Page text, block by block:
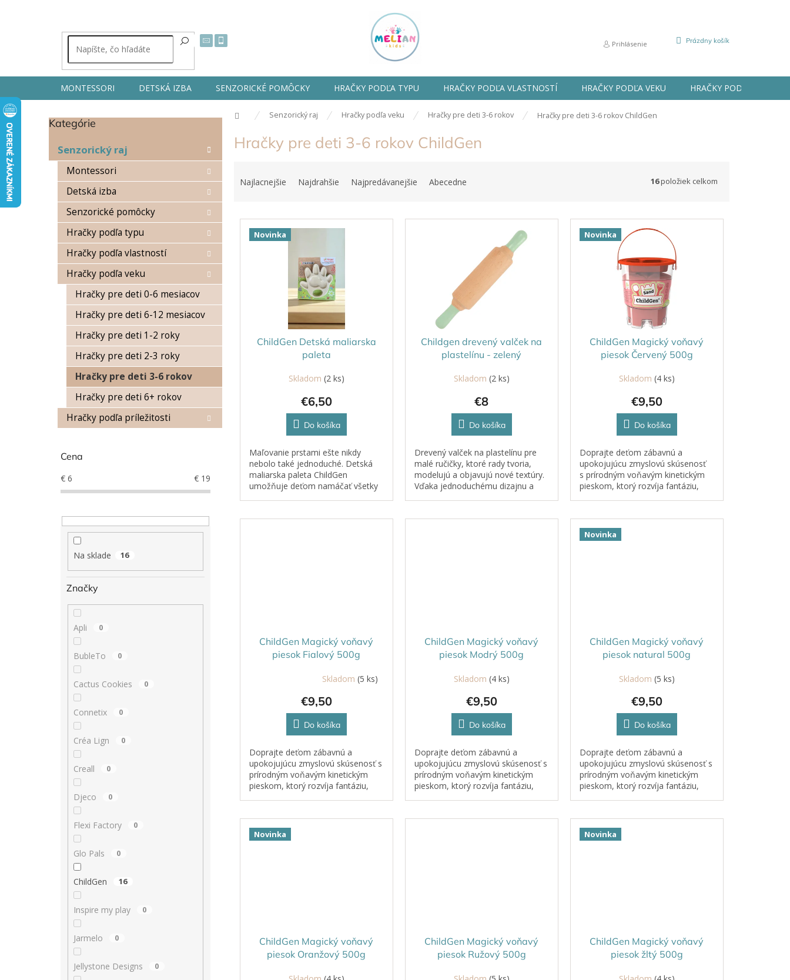
Prihlásenie
NÁKUPNÝ
Prázdny košík
MONTESSORI DETSKÁ IZBA SENZORICKÉ POMÔCKY HRAČKY PODĽA TYPU HRAČKY PODĽA VLASTNOSTÍ HRAČKY PODĽA VEKU HRAČKY PODĽA
Domov Senzorický raj Hračky podľa veku Hračky pre deti 3-6 rokov Hračky pre deti 3-6 rokov ChildGen
B
Preskočiť
Kategórie
Senzorický raj
Montessori
Detská izba
Senzorické pomôcky
Hračky podľa typu
Hračky podľa vlastností
Hračky podľa veku
Hračky pre deti 0-6 mesiacov
Hračky pre deti 6-12 mesiacov
Hračky pre deti 1-2 roky
Hračky pre deti 2-3 roky
Hračky pre deti 3-6 rokov
Hračky pre deti 6+ rokov
Hračky podľa príležitosti
Cena
€ 6 € 19
Na sklade 16
Značky
Apli 0
BubleTo 0
Cactus Cookies 0
Connetix 0
Créa Lign 0
Creall 0
Djeco 0
Flexi Factory 0
Glo Pals 0
ChildGen 16
Inspire my play 0
Jarmelo 0
Jellystone Designs 0
Hračky pre deti 3-6 rokov ChildGen
n
Najlacnejšie Najdrahšie Najpredávanejšie Abecedne 16položiek celkom
V
Novinka
ChildGen Detská maliarska
paleta
Skladom (2 ks)
€6,50
Do košíka
Maľovanie prstami ešte nikdy
nebolo také jednoduché. Detská
maliarska paleta ChildGen
umožňuje deťom namáčať všetky
motoriku.
Childgen drevený valček na
plastelínu - zelený
Skladom (2 ks)
€8
Do košíka
Drevený valček na plastelínu pre
malé ručičky, ktoré rady tvoria,
modelujú a objavujú nové textúry.
Vďaka jednoduchému dizajnu a
motoriky,...
Novinka
ChildGen Magický voňavý
piesok Červený 500g
Skladom (4 ks)
€9,50
Do košíka
Doprajte deťom zábavnú a
upokojujúcu zmyslovú skúsenosť
s prírodným voňavým kinetickým
pieskom, ktorý rozvíja fantáziu,
ChildGen Magický voňavý
piesok Fialový 500g
5
hviezdičiek.
Skladom(5 ks)
€9,50
Do košíka
Doprajte deťom zábavnú a
upokojujúcu zmyslovú skúsenosť s
prírodným voňavým kinetickým
pieskom, ktorý rozvíja fantáziu,
ChildGen Magický voňavý
piesok Modrý 500g
Skladom (4 ks)
€9,50
Do košíka
Doprajte deťom zábavnú a
upokojujúcu zmyslovú skúsenosť s
prírodným voňavým kinetickým
pieskom, ktorý rozvíja fantáziu,
Novinka
ChildGen Magický voňavý
piesok natural 500g
Skladom (5 ks)
€9,50
Do košíka
Doprajte deťom zábavnú a
upokojujúcu zmyslovú skúsenosť s
prírodným voňavým kinetickým
pieskom, ktorý rozvíja fantáziu,
Novinka
ChildGen Magický voňavý
piesok Oranžový 500g
ChildGen Magický voňavý
piesok Ružový 500g
Novinka
ChildGen Magický voňavý
piesok žltý 500g